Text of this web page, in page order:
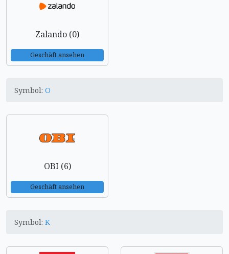
Zalando (0)
Geschäft ansehen
Symbol: O
OBI (6)
Geschäft ansehen
Symbol: K